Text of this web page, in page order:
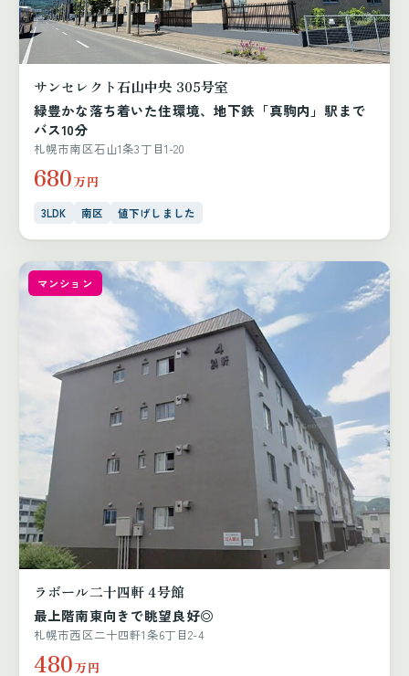
サンセレクト石山中央 305号室
緑豊かな落ち着いた住環境、地下鉄「真駒内」駅まで
バス10分
札幌市南区石山1条3丁目1-20
680万円
3LDK 南区 値下げしました
マンション
ラボール二十四軒 4号館
最上階南東向きで眺望良好◎
札幌市西区二十四軒1条6丁目2-4
480万円